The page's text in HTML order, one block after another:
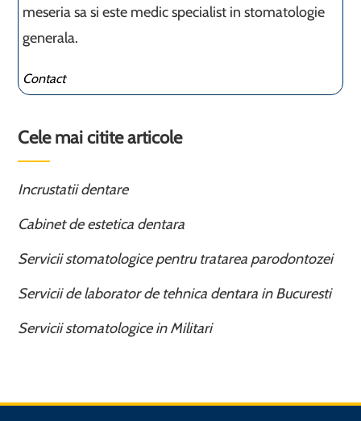
meseria sa si este medic specialist in stomatologie
generala.
Contact
Cele mai citite articole
Incrustatii dentare
Cabinet de estetica dentara
Servicii stomatologice pentru tratarea parodontozei
Servicii de laborator de tehnica dentara in Bucuresti
Servicii stomatologice in Militari